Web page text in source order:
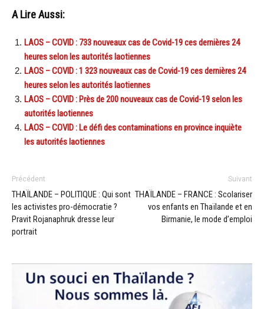
A Lire Aussi:
LAOS – COVID : 733 nouveaux cas de Covid-19 ces dernières 24
heures selon les autorités laotiennes
LAOS – COVID : 1 323 nouveaux cas de Covid-19 ces dernières 24
heures selon les autorités laotiennes
LAOS – COVID : Près de 200 nouveaux cas de Covid-19 selon les
autorités laotiennes
LAOS – COVID : Le défi des contaminations en province inquiète
les autorités laotiennes
Précédent
THAÏLANDE – POLITIQUE : Qui sont
les activistes pro-démocratie ?
Pravit Rojanaphruk dresse leur
portrait
Suivant
THAÏLANDE – FRANCE : Scolariser
vos enfants en Thaïlande et en
Birmanie, le mode d’emploi